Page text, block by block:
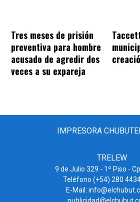
Tres meses de prisión
preventiva para hombre
acusado de agredir dos
veces a su expareja
IMPRESORA
TRELEW
9 de Julio 329 - 1º Piso -
Teléfono (+54) 280
E-Mail: